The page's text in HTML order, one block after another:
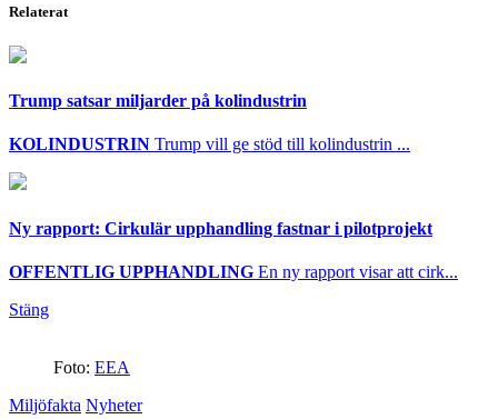
Relaterat
Trump satsar miljarder på kolindustrin
KOLINDUSTRIN Trump vill ge stöd till kolindustrin ...
Ny rapport: Cirkulär upphandling fastnar i pilotprojekt
OFFENTLIG UPPHANDLING En ny rapport visar att cirk...
Stäng
Foto: EEA
Miljöfakta Nyheter